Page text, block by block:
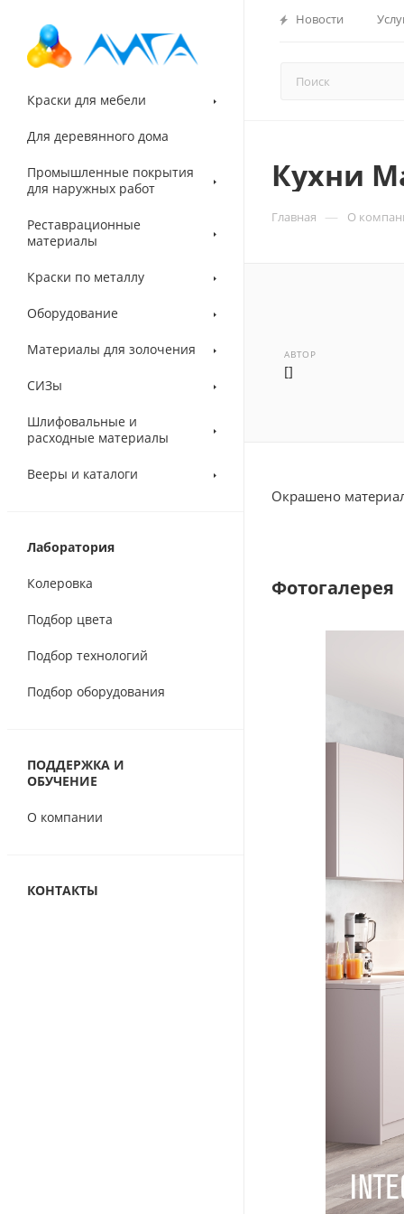
Новости
Краски для мебели
Для деревянного дома
Промышленные покрытия
для наружных работ
Реставрационные
материалы
Краски по металлу
Оборудование
Материалы для золочения
СИЗы
Шлифовальные и
расходные материалы
Вееры и каталоги
Лаборатория
Колеровка
Подбор цвета
Подбор технологий
Подбор оборудования
ПОДДЕРЖКА И
ОБУЧЕНИЕ
О компании
КОНТАКТЫ
Кухни
Главная — О
АВТОР
[]
Окрашено
Фотогалерея